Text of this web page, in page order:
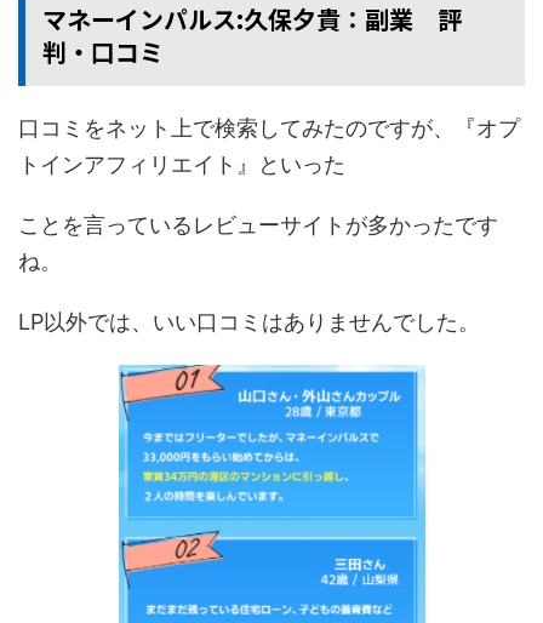
マネーインパルス:久保夕貴：副業 評
判・口コミ
口コミをネット上で検索してみたのですが、『オプ
トインアフィリエイト』といった
ことを言っているレビューサイトが多かったです
ね。
LP以外では、いい口コミはありませんでした。